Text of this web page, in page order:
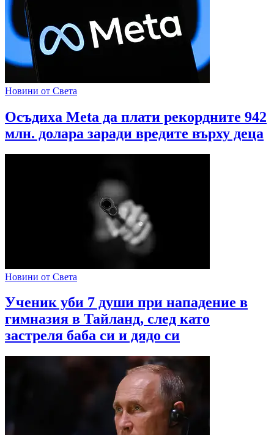
Новини от Света
Осъдиха Meta да плати рекордните 942
млн. долара заради вредите върху деца
Новини от Света
Ученик уби 7 души при нападение в
гимназия в Тайланд, след като
застреля баба си и дядо си